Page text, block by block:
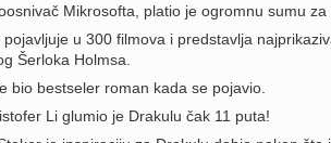
Mikrosofta, platio je ogromnu sumu
pojavljuje u 300 filmova i predstavlja
Šerloka Holmsa.
bio bestseler roman kada se pojavio.
Li glumio je Drakulu čak 11 puta!